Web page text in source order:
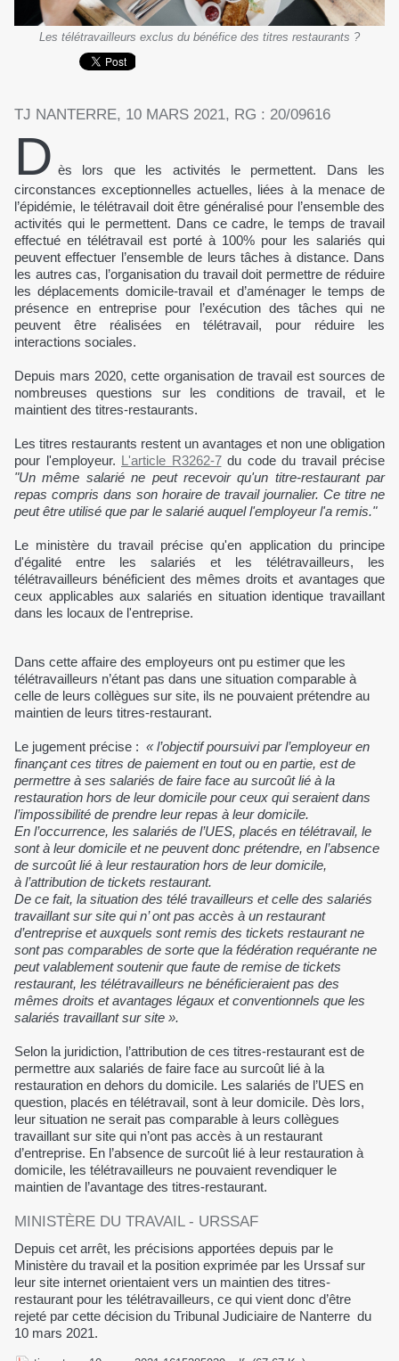
Les télétravailleurs exclus du bénéfice des titres restaurants ?
TJ NANTERRE, 10 MARS 2021, RG : 20/09616
D ès lors que les activités le permettent. Dans les
circonstances exceptionnelles actuelles, liées à la menace de
l’épidémie, le télétravail doit être généralisé pour l’ensemble des
activités qui le permettent. Dans ce cadre, le temps de travail
effectué en télétravail est porté à 100% pour les salariés qui
peuvent effectuer l’ensemble de leurs tâches à distance. Dans
les autres cas, l’organisation du travail doit permettre de réduire
les déplacements domicile-travail et d’aménager le temps de
présence en entreprise pour l’exécution des tâches qui ne
peuvent être réalisées en télétravail, pour réduire les
interactions sociales.
Depuis mars 2020, cette organisation de travail est sources de
nombreuses questions sur les conditions de travail, et le
maintient des titres-restaurants.
Les titres restaurants restent un avantages et non une obligation
pour l'employeur. L'article R3262-7du code du travail précise
"Un même salarié ne peut recevoir qu'un titre-restaurant par
repas compris dans son horaire de travail journalier. Ce titre ne
peut être utilisé que par le salarié auquel l'employeur l'a remis."
Le ministère du travail précise qu'en application du principe
d'égalité entre les salariés et les télétravailleurs, les
télétravailleurs bénéficient des mêmes droits et avantages que
ceux applicables aux salariés en situation identique travaillant
dans les locaux de l'entreprise.
Dans cette affaire des employeurs ont pu estimer que les
télétravailleurs n’étant pas dans une situation comparable à
celle de leurs collègues sur site, ils ne pouvaient prétendre au
maintien de leurs titres-restaurant.
Le jugement précise : « l’objectif poursuivi par l’employeur en
finançant ces titres de paiement en tout ou en partie, est de
permettre à ses salariés de faire face au surcoût lié à la
restauration hors de leur domicile pour ceux qui seraient dans
l’impossibilité de prendre leur repas à leur domicile.
En l’occurrence, les salariés de l’UES, placés en télétravail, le
sont à leur domicile et ne peuvent donc prétendre, en l’absence
de surcoût lié à leur restauration hors de leur domicile,
à l’attribution de tickets restaurant.
De ce fait, la situation des télé travailleurs et celle des salariés
travaillant sur site qui n’ ont pas accès à un restaurant
d’entreprise et auxquels sont remis des tickets restaurant ne
sont pas comparables de sorte que la fédération requérante ne
peut valablement soutenir que faute de remise de tickets
restaurant, les télétravailleurs ne bénéficieraient pas des
mêmes droits et avantages légaux et conventionnels que les
salariés travaillant sur site ».
Selon la juridiction, l’attribution de ces titres-restaurant est de
permettre aux salariés de faire face au surcoût lié à la
restauration en dehors du domicile. Les salariés de l’UES en
question, placés en télétravail, sont à leur domicile. Dès lors,
leur situation ne serait pas comparable à leurs collègues
travaillant sur site qui n’ont pas accès à un restaurant
d’entreprise. En l’absence de surcoût lié à leur restauration à
domicile, les télétravailleurs ne pouvaient revendiquer le
maintien de l’avantage des titres-restaurant.
MINISTÈRE DU TRAVAIL - URSSAF
Depuis cet arrêt, les précisions apportées depuis par le
Ministère du travail et la position exprimée par les Urssaf sur
leur site internet orientaient vers un maintien des titres-
restaurant pour les télétravailleurs, ce qui vient donc d’être
rejeté par cette décision du Tribunal Judiciaire de Nanterre du
10 mars 2021.